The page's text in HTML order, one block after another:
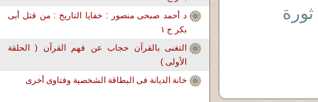
د أحمد صبحى منصور : خفايا التاريخ : من قتل أبى
بكر ج ١
التغنى بالقرآن حجاب عن فهم القرآن ( الحلقة
الأولى )
خانة الديانة فى البطاقة الشخصية وفتاوى أخرى